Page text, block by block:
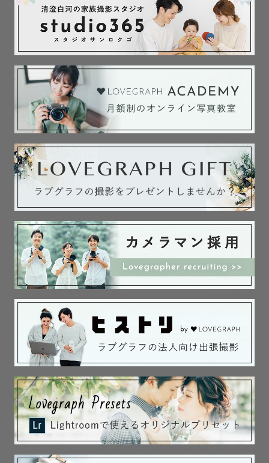
◆アートニューボーン撮影について◆
新生児用の小物は日本の作家がデザインや形に拘ったハン
ドメイドの作品をを多く扱っているので、たくさんある中
からセレクトして頂けます。
もちろんニューボーン撮影も豊富に行っておりますので、
寝かしつけなどもお任せ下さい。
◆最後にカメラマンyunaという人について◆
Lovegraph上位10％程のトップカメラマンです。
落ち着いていて、まったりとした感じなので、テンション
が高すぎるのは苦手かも…という人にはピッタリだと思い
ます。
ちなみに笑い方が特徴的…らしいです。(笑)
食べるのが大好き。甘いものよりしょっぱいものがすき！
で、お酒は飲めませんがおつまみ系が大好きです。
普段は女性の写真を撮ることが多く、アーティスト写真や
ダンス教室などの発表会を撮ったりもしています。
スポーツなどを撮るのも得意ですし、特に女性目線の可愛
らしい写真や笑顔の写真、キメた写真やおしゃれな写真も
好きでよく撮ります。
Instagramにはここのアルバムとは一味違う写真もあるの
でもし良ければ検索してみて下さいね！
一組ひとくみ、その方たちに寄り添い、思い出に残る一枚
が残せたらと思っています。
是非、素敵な一日をもっと最高な一日になるようなお手伝
いをさせてください。